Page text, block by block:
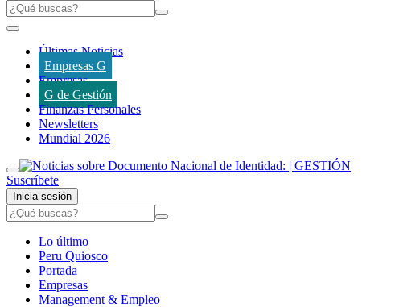
Últimas Noticias
Empresas G
Empresas
G de Gestión
Finanzas Personales
Newsletters
Mundial 2026
Suscríbete
Inicia sesión
Lo último
Peru Quiosco
Portada
Empresas
Management & Empleo